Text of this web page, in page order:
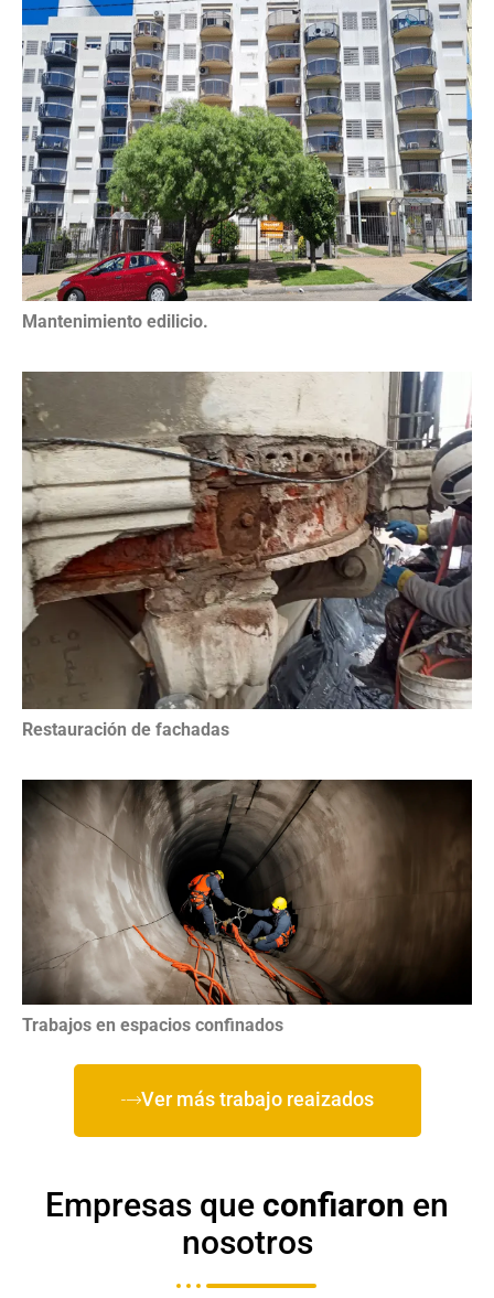
Mantenimiento edilicio.
Restauración de fachadas
Trabajos en espacios confinados
Ver más trabajo reaizados
Empresas que confiaron en
nosotros